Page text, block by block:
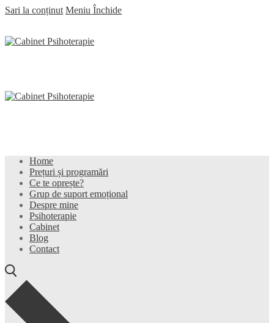
Sari la conținut Meniu Închide
Home
Prețuri și programări
Ce te oprește?
Grup de suport emoțional
Despre mine
Psihoterapie
Cabinet
Blog
Contact